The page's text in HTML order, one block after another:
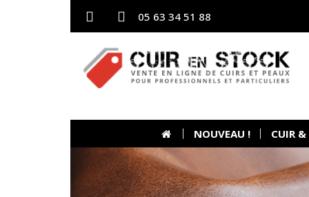
05 63 34 51 88
NOUVEAU ! CUIR &